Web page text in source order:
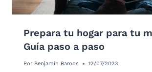
Prepara tu hogar para tu
Guía paso a paso
Por Benjamín Ramos 12/07/2023